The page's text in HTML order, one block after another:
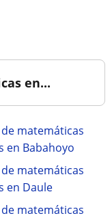
en...
de matemáticas
en Babahoyo
de matemáticas
en Daule
de matemáticas